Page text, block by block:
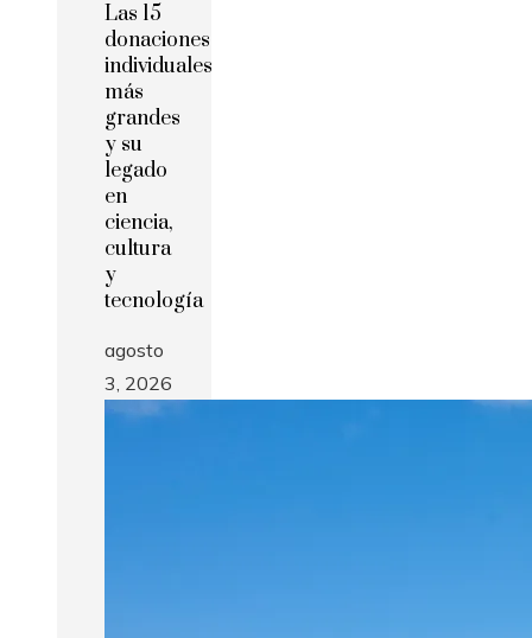
Las 15
donaciones
individuales
más
grandes
y su
legado
en
ciencia,
cultura
y
tecnología
agosto
3, 2026